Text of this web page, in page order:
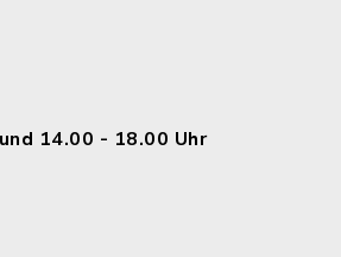
14.00 - 18.00 Uhr